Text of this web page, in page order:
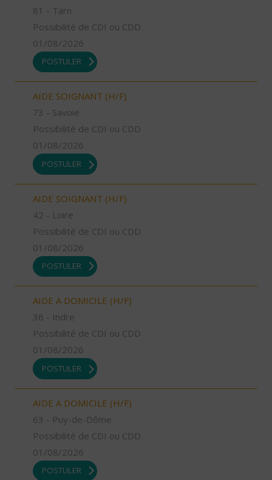
81 - Tarn
Possibilité de CDI ou CDD
01/08/2026
POSTULER
AIDE SOIGNANT (H/F)
73 - Savoie
Possibilité de CDI ou CDD
01/08/2026
POSTULER
AIDE SOIGNANT (H/F)
42 - Loire
Possibilité de CDI ou CDD
01/08/2026
POSTULER
AIDE A DOMICILE (H/F)
36 - Indre
Possibilité de CDI ou CDD
01/08/2026
POSTULER
AIDE A DOMICILE (H/F)
63 - Puy-de-Dôme
Possibilité de CDI ou CDD
01/08/2026
POSTULER